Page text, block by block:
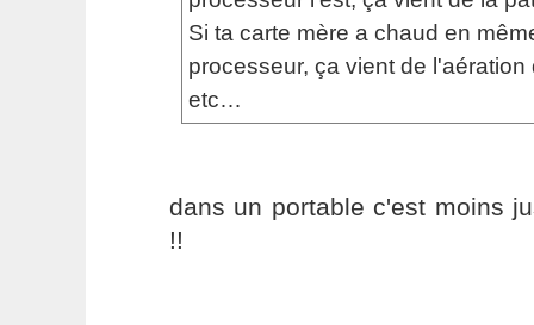
Si ta carte mère a chaud en
processeur, ça vient de l'aération
etc…
dans un portable c'est moins
!!